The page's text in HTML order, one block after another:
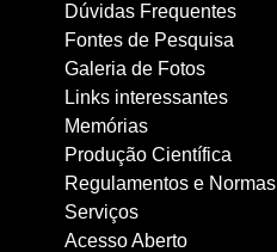
Dúvidas Frequentes
Fontes de Pesquisa
Galeria de Fotos
Links interessantes
Memórias
Produção Científica
Regulamentos e Normas
Serviços
Acesso Aberto